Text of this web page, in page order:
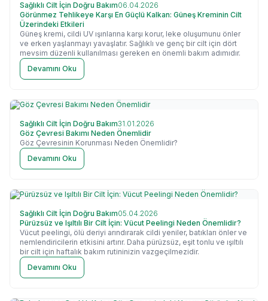
Sağlıklı Cilt İçin Doğru Bakım06.04.2026
Görünmez Tehlikeye Karşı En Güçlü Kalkan: Güneş Kreminin Cilt
Üzerindeki Etkileri
Güneş kremi, cildi UV ışınlarına karşı korur, leke oluşumunu önler
ve erken yaşlanmayı yavaşlatır. Sağlıklı ve genç bir cilt için dört
mevsim düzenli kullanılması gereken en önemli bakım adımıdır.
Devamını Oku
Sağlıklı Cilt İçin Doğru Bakım31.01.2026
Göz Çevresi Bakımı Neden Önemlidir
Göz Çevresinin Korunması Neden Önemlidir?
Devamını Oku
Sağlıklı Cilt İçin Doğru Bakım05.04.2026
Pürüzsüz ve Işıltılı Bir Cilt İçin: Vücut Peelingi Neden Önemlidir?
Vücut peelingi, ölü deriyi arındırarak cildi yeniler, batıkları önler ve
nemlendiricilerin etkisini artırır. Daha pürüzsüz, eşit tonlu ve ışıltılı
Devamını Oku